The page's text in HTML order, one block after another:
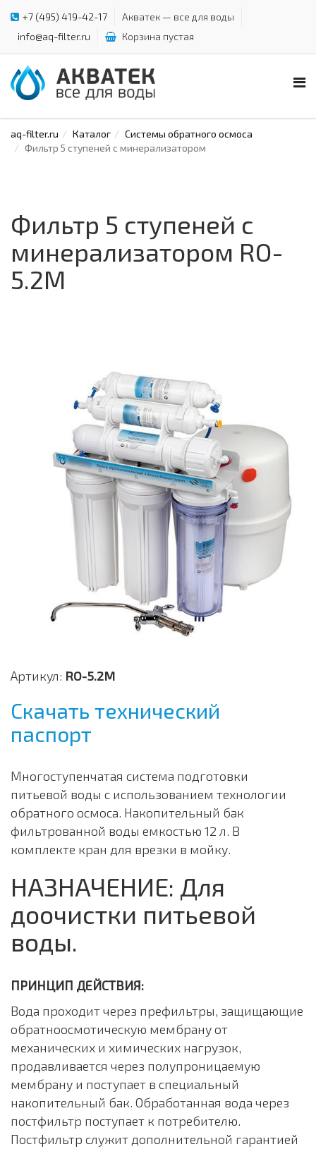
+7 (495) 419-42-17
Акватек — все для воды
info@aq-filter.ru
Корзина пустая
aq-filter.ru Каталог
Системы обратного осмоса
Фильтр 5 ступеней с минерализатором
Фильтр 5 ступеней с
минерализатором RO-
5.2M
Артикул: RO-5.2M
Скачать технический
паспорт
Многоступенчатая система подготовки
питьевой воды с использованием технологии
обратного осмоса. Накопительный бак
фильтрованной воды емкостью 12 л. В
комплекте кран для врезки в мойку.
НАЗНАЧЕНИЕ: Для
доочистки питьевой
воды.
ПРИНЦИП ДЕЙСТВИЯ:
Вода проходит через префильтры, защищающие
обратноосмотическую мембрану от
механических и химических нагрузок,
продавливается через полупроницаемую
мембрану и поступает в специальный
накопительный бак. Обработанная вода через
постфильтр поступает к потребителю.
Постфильтр служит дополнительной гарантией